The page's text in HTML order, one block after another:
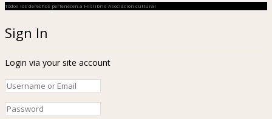
Todos los derechos pertenecen a Hislibris Asociación cultural
Sign In
Login via your site account